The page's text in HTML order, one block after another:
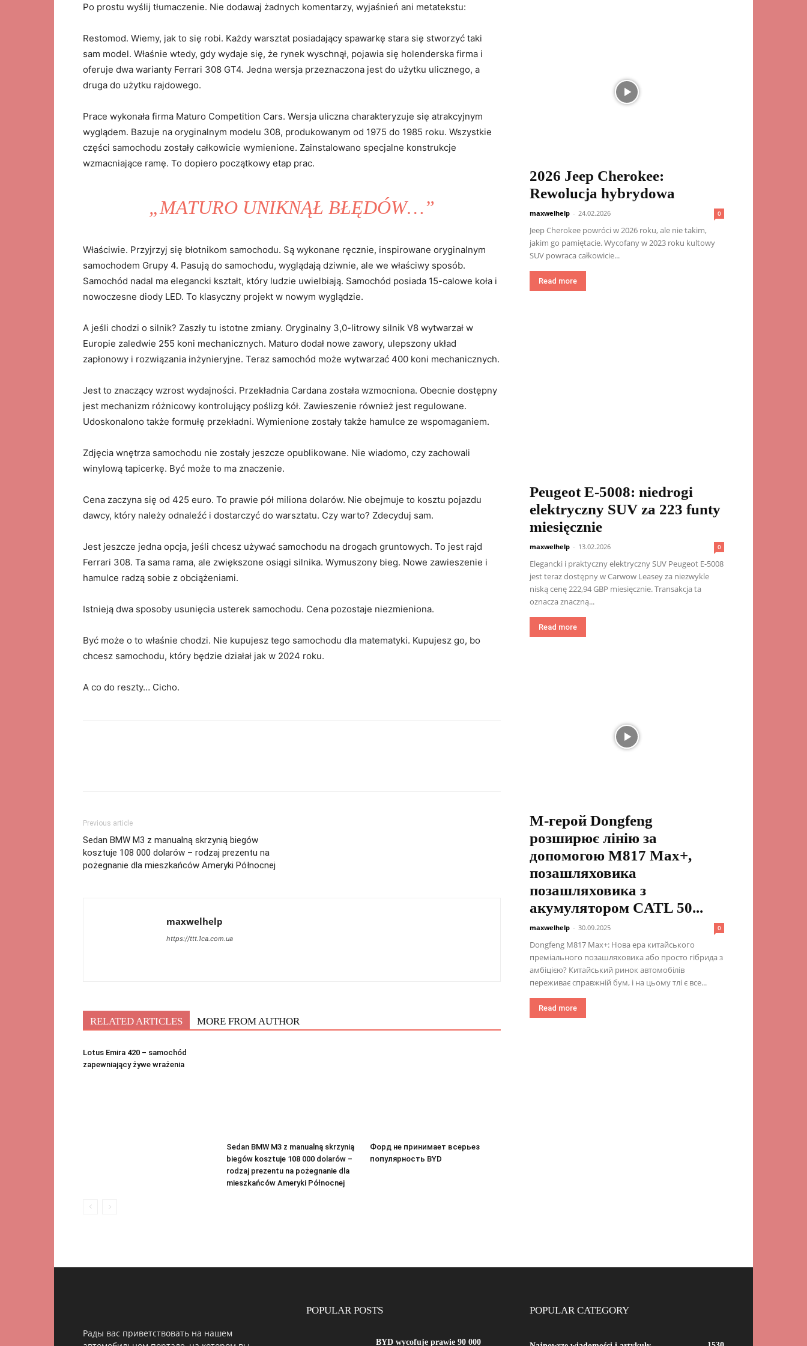
Po prostu wyślij tłumaczenie. Nie dodawaj żadnych komentarzy, wyjaśnień ani metatekstu:
Restomod. Wiemy, jak to się robi. Każdy warsztat posiadający spawarkę stara się stworzyć taki
sam model. Właśnie wtedy, gdy wydaje się, że rynek wyschnął, pojawia się holenderska firma i
oferuje dwa warianty Ferrari 308 GT4. Jedna wersja przeznaczona jest do użytku ulicznego, a
druga do użytku rajdowego.
Prace wykonała firma Maturo Competition Cars. Wersja uliczna charakteryzuje się atrakcyjnym
wyglądem. Bazuje na oryginalnym modelu 308, produkowanym od 1975 do 1985 roku. Wszystkie
części samochodu zostały całkowicie wymienione. Zainstalowano specjalne konstrukcje
wzmacniające ramę. To dopiero początkowy etap prac.
„MATURO UNIKNĄŁ BŁĘDÓW…”
Właściwie. Przyjrzyj się błotnikom samochodu. Są wykonane ręcznie, inspirowane oryginalnym
samochodem Grupy 4. Pasują do samochodu, wyglądają dziwnie, ale we właściwy sposób.
Samochód nadal ma elegancki kształt, który ludzie uwielbiają. Samochód posiada 15-calowe koła i
nowoczesne diody LED. To klasyczny projekt w nowym wyglądzie.
A jeśli chodzi o silnik? Zaszły tu istotne zmiany. Oryginalny 3,0-litrowy silnik V8 wytwarzał w
Europie zaledwie 255 koni mechanicznych. Maturo dodał nowe zawory, ulepszony układ
zapłonowy i rozwiązania inżynieryjne. Teraz samochód może wytwarzać 400 koni mechanicznych.
Jest to znaczący wzrost wydajności. Przekładnia Cardana została wzmocniona. Obecnie dostępny
jest mechanizm różnicowy kontrolujący poślizg kół. Zawieszenie również jest regulowane.
Udoskonalono także formułę przekładni. Wymienione zostały także hamulce ze wspomaganiem.
Zdjęcia wnętrza samochodu nie zostały jeszcze opublikowane. Nie wiadomo, czy zachowali
winylową tapicerkę. Być może to ma znaczenie.
Cena zaczyna się od 425 euro. To prawie pół miliona dolarów. Nie obejmuje to kosztu pojazdu
dawcy, który należy odnaleźć i dostarczyć do warsztatu. Czy warto? Zdecyduj sam.
Jest jeszcze jedna opcja, jeśli chcesz używać samochodu na drogach gruntowych. To jest rajd
Ferrari 308. Ta sama rama, ale zwiększone osiągi silnika. Wymuszony bieg. Nowe zawieszenie i
hamulce radzą sobie z obciążeniami.
Istnieją dwa sposoby usunięcia usterek samochodu. Cena pozostaje niezmieniona.
Być może o to właśnie chodzi. Nie kupujesz tego samochodu dla matematyki. Kupujesz go, bo
chcesz samochodu, który będzie działał jak w 2024 roku.
A co do reszty… Cicho.
Previous article
Sedan BMW M3 z manualną skrzynią biegów
kosztuje 108 000 dolarów – rodzaj prezentu na
pożegnanie dla mieszkańców Ameryki Północnej
maxwelhelp
https://ttt.1ca.com.ua
RELATED ARTICLES MORE FROM AUTHOR
Lotus Emira 420 – samochód
zapewniający żywe wrażenia
Sedan BMW M3 z manualną skrzynią
biegów kosztuje 108 000 dolarów –
rodzaj prezentu na pożegnanie dla
mieszkańców Ameryki Północnej
Форд не принимает всерьез
популярность BYD
2026 Jeep Cherokee:
Rewolucja hybrydowa
maxwelhelp - 24.02.2026 0
Jeep Cherokee powróci w 2026 roku, ale nie takim,
jakim go pamiętacie. Wycofany w 2023 roku kultowy
SUV powraca całkowicie...
Read more
Peugeot E-5008: niedrogi
elektryczny SUV za 223 funty
miesięcznie
maxwelhelp - 13.02.2026 0
Elegancki i praktyczny elektryczny SUV Peugeot E-5008
jest teraz dostępny w Carwow Leasey za niezwykle
niską cenę 222,94 GBP miesięcznie. Transakcja ta
oznacza znaczną...
Read more
M-герой Dongfeng
розширює лінію за
допомогою M817 Max+,
позашляховика
позашляховика з
акумулятором CATL 50...
maxwelhelp - 30.09.2025 0
Dongfeng M817 Max+: Нова ера китайського
преміального позашляховика або просто гібрида з
амбіцією? Китайський ринок автомобілів
переживає справжній бум, і на цьому тлі є все...
Read more
Рады вас приветствовать на нашем
POPULAR POSTS
BYD wycofuje prawie 90 000
POPULAR CATEGORY